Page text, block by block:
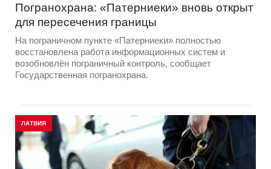
Погранохрана: «Патерниеки» вновь открыт
для пересечения границы
На пограничном пункте «Патерниеки» полностью
восстановлена работа информационных систем и
возобновлён пограничный контроль, сообщает
Государственная погранохрана.
ЛАТВИЯ